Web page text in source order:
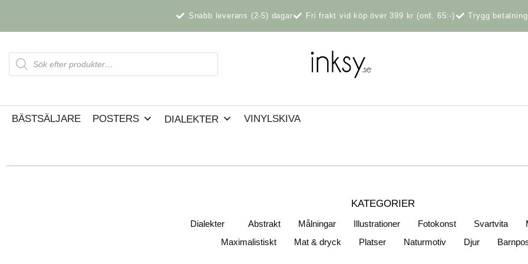
Snabb leverans (2-5) dagar Fri frakt vid köp över 399 kr (ord. 65:-) Trygg
Products
search
BÄSTSÄLJARE POSTERS DIALEKTER VINYLSKIVA
KATEGORIER
Dialekter Abstrakt Målningar Illustrationer Fotokonst Svartvita
Maximalistiskt
Mat & dryck Platser Naturmotiv Djur